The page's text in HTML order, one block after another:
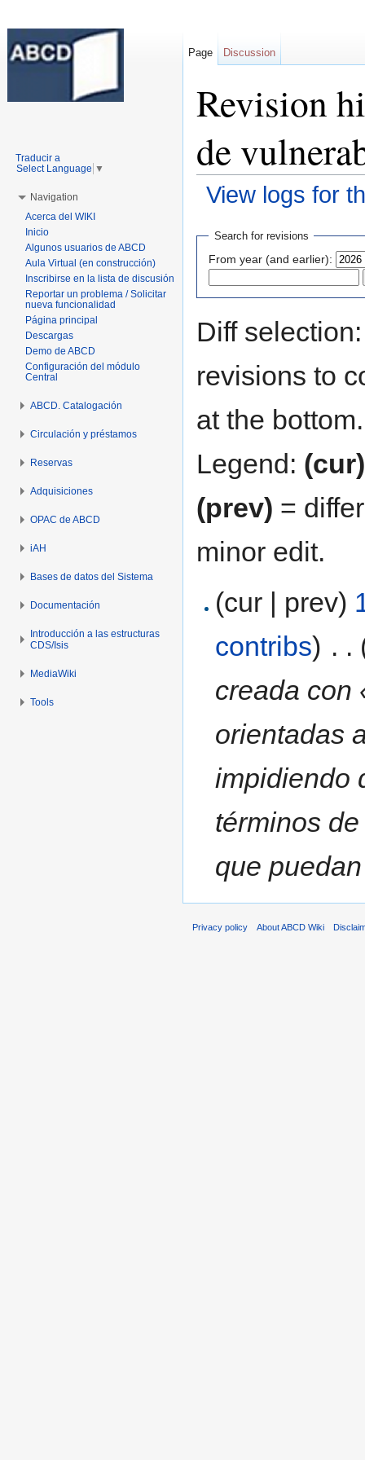
Revision
de
View logs for
Search for revisions
From year (and earlier):
Diff
revisions to
at the bottom.
Legend: (cur)
(prev) =
minor edit.
(cur | prev)
contribs) . .
creada con
orientadas
impidiendo
términos
que
Page Discussion
Traducir a
Select Language ▼
Navigation
Acerca del WIKI
Inicio
Algunos usuarios de ABCD
Aula Virtual (en construcción)
Inscribirse en la lista de discusión
Reportar un problema / Solicitar
nueva funcionalidad
Página principal
Descargas
Demo de ABCD
Configuración del módulo
Central
ABCD. Catalogación
Circulación y préstamos
Reservas
Adquisiciones
OPAC de ABCD
iAH
Bases de datos del Sistema
Documentación
Introducción a las estructuras
CDS/Isis
MediaWiki
Tools
Privacy policy About ABCD Wiki